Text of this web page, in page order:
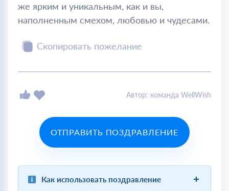
же ярким и уникальным, как и вы,
наполненным смехом, любовью и чудесами.
Скопировать пожелание
Автор: команда WellWish
ОТПРАВИТЬ ПОЗДРАВЛЕНИЕ
Как использовать поздравление